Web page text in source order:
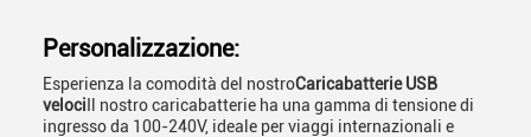
Personalizzazione:
Esperienza la comodità del nostroCaricabatterie USB
veloci Il nostro caricabatterie ha una gamma di tensione di
ingresso da 100-240V, ideale per viaggi internazionali e